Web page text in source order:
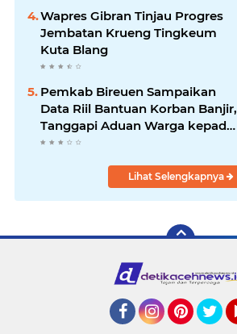
Wapres Gibran Tinjau Progres
Jembatan Krueng Tingkeum
Kuta Blang
Pemkab Bireuen Sampaikan
Data Riil Bantuan Korban Banjir,
Tanggapi Aduan Warga kepada
Wapres
Lihat Selengkapnya